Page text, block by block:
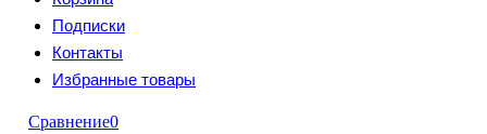
Подписки
Контакты
Избранные товары
Сравнение0